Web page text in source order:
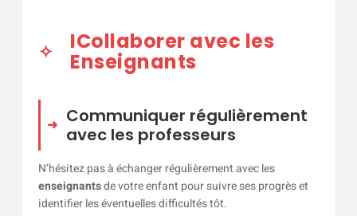
ICollaborer avec les
Enseignants
Communiquer régulièrement
avec les professeurs
N’hésitez pas à échanger régulièrement avec les
enseignantsde votre enfant pour suivre ses progrès et
identifier les éventuelles difficultés tôt.